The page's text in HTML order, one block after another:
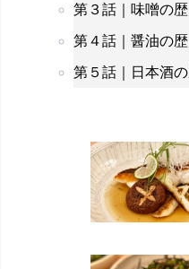
第３話｜味噌の
第４話｜醤油の
第５話｜日本酒